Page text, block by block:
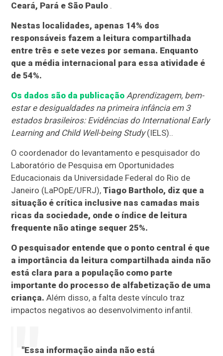
Ceará, Pará e São Paulo .
Nestas localidades, apenas 14% dos
responsáveis fazem a leitura compartilhada
entre três e sete vezes por semana. Enquanto
que a média internacional para essa atividade é
de 54%.
Os dados são da publicação Aprendizagem, bem-
estar e desigualdades na primeira infância em 3
estados brasileiros: Evidências do International Early
Learning and Child Well-being Study(IELS)..
O coordenador do levantamento e pesquisador do
Laboratório de Pesquisa em Oportunidades
Educacionais da Universidade Federal do Rio de
Janeiro (LaPOpE/UFRJ),Tiago Bartholo, diz que a
situação é crítica inclusive nas camadas mais
ricas da sociedade, onde o índice de leitura
frequente não atinge sequer 25%.
O pesquisador entende que o ponto central é que
a importância da leitura compartilhada ainda não
está clara para a população como parte
importante do processo de alfabetização de uma
criança. Além disso, a falta deste vínculo traz
impactos negativos ao desenvolvimento infantil.
"Essa informação ainda não está